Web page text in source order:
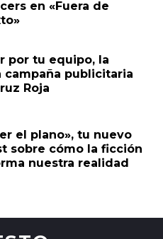
en «Fuera de
por tu equipo, la
campaña publicitaria
Roja
el plano», tu nuevo
sobre cómo la ficción
nuestra realidad